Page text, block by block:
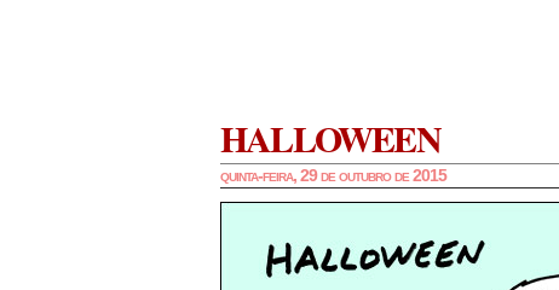
HALLOWEEN
quinta-feira, 29 de outubro de 2015